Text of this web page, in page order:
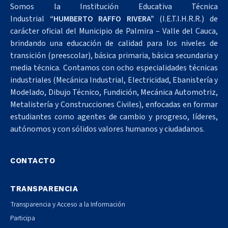
Somos la Institución Educativa Técnica
Industrial “HUMBERTO RAFFO RIVERA” (I.E.T.I.H.R.R.) de
carácter oficial del Municipio de Palmira – Valle del Cauca,
brindando una educación de calidad para los niveles de
transición (preescolar), básica primaria, básica secundaria y
media técnica. Contamos con ocho especialidades técnicas
industriales (Mecánica Industrial, Electricidad, Ebanistería y
Modelado, Dibujo Técnico, Fundición, Mecánica Automotriz,
Metalistería y Construcciones Civiles), enfocadas en formar
estudiantes como agentes de cambio y progreso, líderes,
autónomos y con sólidos valores humanos y ciudadanos.
CONTACTO
TRANSPARENCIA
Transparencia y Acceso a la Información
Participa